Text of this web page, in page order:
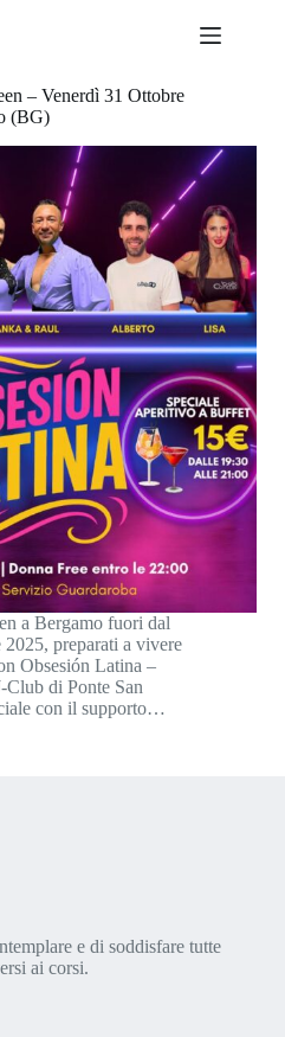
– Venerdì 31 Ottobre
(BG)
a Bergamo fuori dal
preparati a vivere
Obsesión Latina –
di Ponte San
con il supporto…
e di soddisfare tutte
ai corsi.